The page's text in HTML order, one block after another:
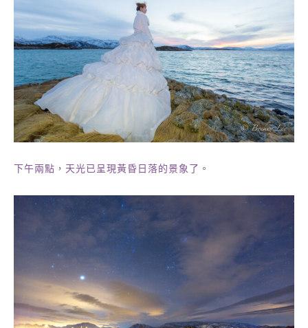
下午兩點，天光已呈現黃昏日落的景象了。